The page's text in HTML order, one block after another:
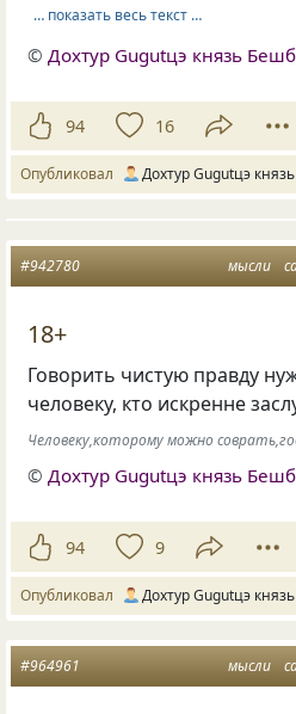
… показать весь текст …
© Дохтур Gugutцэ князь
94 16
Опубликовал Дохтур Gugutцэ
мысли
#942780
18+
Говорить чистую правду
человеку, кто искренне
Человеку,которому можно
©Дохтур Gugutцэ князь
94 9
Опубликовал Дохтур Gugutцэ
мысли
#964961